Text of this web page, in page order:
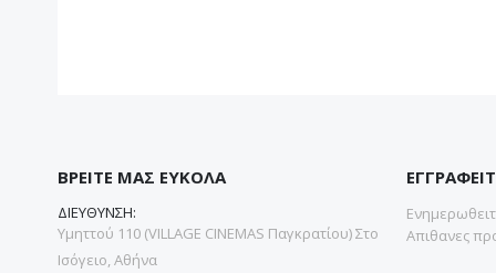
ΒΡΕΙΤΕ ΜΑΣ ΕΥΚΟΛΑ
ΔΙΕΥΘΥΝΣΗ:
Υμηττού 110 (VILLAGE CINEMAS Παγκρατίου) Στο
Ισόγειο, Αθήνα
Απιθανες